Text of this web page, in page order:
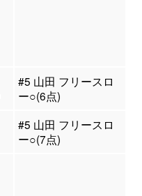
#5 山田 フリースロ
ー○(6点)
#5 山田 フリースロ
ー○(7点)